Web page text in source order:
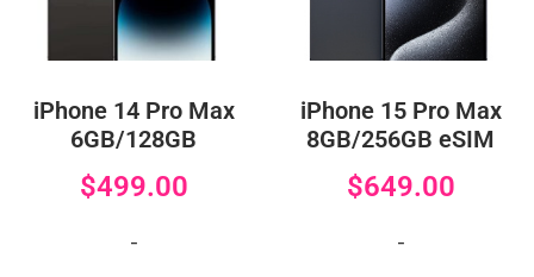
iPhone 14 Pro Max
6GB/128GB
$499.00
-
iPhone 15 Pro Max
8GB/256GB eSIM
$649.00
-